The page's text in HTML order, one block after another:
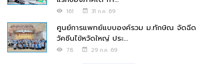
161 31 ก.ค. 69
ศูนย์การแพทย์แบบองค์รวม ม.ทักษิณ จัดฉีด
วัคซีนไข้หวัดใหญ่ ประ...
78 29 ก.ค. 69